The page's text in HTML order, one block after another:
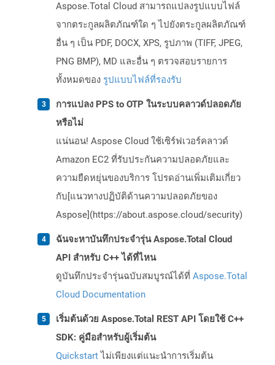
Aspose.Total Cloud สามารถแปลงรูปแบบไฟล์
จากตระกูลผลิตภัณฑ์ใด ๆ ไปยังตระกูลผลิตภัณฑ์
อื่น ๆ เป็น PDF, DOCX, XPS, รูปภาพ (TIFF, JPEG,
PNG BMP), MD และอื่น ๆ ตรวจสอบรายการ
ทั้งหมดของ รูปแบบไฟล์ที่รองรับ
การแปลง PPS to OTP ในระบบคลาวด์ปลอดภัย
หรือไม่
แน่นอน! Aspose Cloud ใช้เซิร์ฟเวอร์คลาวด์
Amazon EC2 ที่รับประกันความปลอดภัยและ
ความยืดหยุ่นของบริการ โปรดอ่านเพิ่มเติมเกี่ยว
กับ[แนวทางปฏิบัติด้านความปลอดภัยของ
Aspose](https://about.aspose.cloud/security)
ฉันจะหาบันทึกประจำรุ่น Aspose.Total Cloud
API สำหรับ C++ ได้ที่ไหน
ดูบันทึกประจำรุ่นฉบับสมบูรณ์ได้ที่ Aspose.Total
Cloud Documentation
เริ่มต้นด้วย Aspose.Total REST API โดยใช้ C++
SDK: คู่มือสำหรับผู้เริ่มต้น
Quickstartไม่เพียงแต่แนะนำการเริ่มต้น